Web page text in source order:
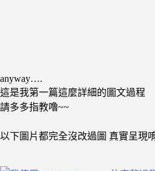
anyway….
這是我第一篇這麼詳細的圖文過程
請多多指教噜~~
以下圖片都完全沒改過圖 真實呈現